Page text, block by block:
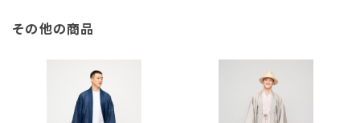
その他の商品